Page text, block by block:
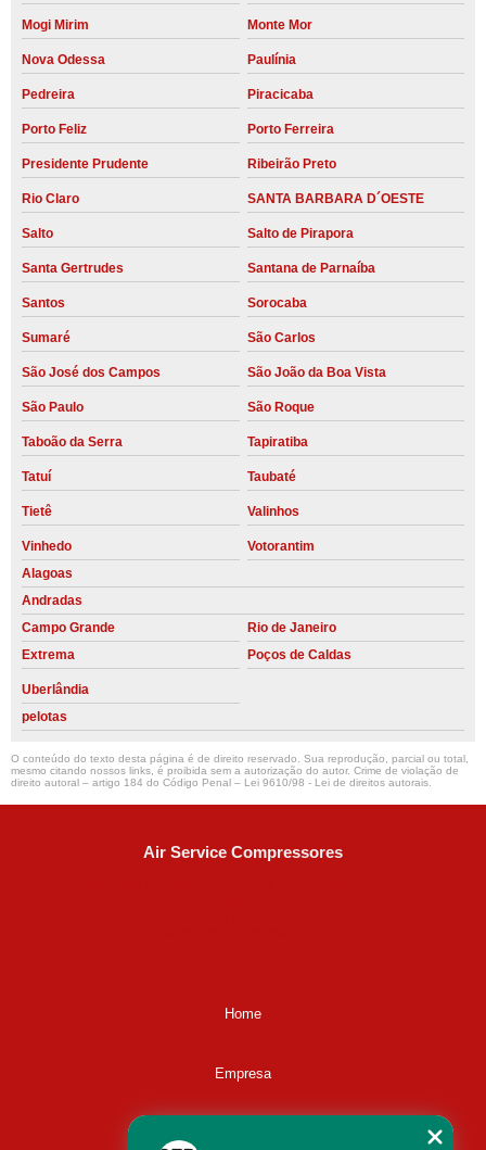
Mogi Mirim Monte Mor
Nova Odessa Paulínia
Pedreira Piracicaba
Porto Feliz Porto Ferreira
Presidente Prudente Ribeirão Preto
Rio Claro SANTA BARBARA D´OESTE
Salto Salto de Pirapora
Santa Gertrudes Santana de Parnaíba
Santos Sorocaba
Sumaré São Carlos
São José dos Campos São João da Boa Vista
São Paulo São Roque
Taboão da Serra Tapiratiba
Tatuí Taubaté
Tietê Valinhos
Vinhedo
Votorantim
Alagoas
Andradas
Campo Grande
Rio de Janeiro
Extrema
Poços de Caldas
Uberlândia
pelotas
O conteúdo do texto desta página é de direito reservado. Sua reprodução, parcial ou total,
mesmo citando nossos links, é proibida sem a autorização do autor. Crime de violação de
direito autoral – artigo 184 do Código Penal – Lei 9610/98 - Lei de direitos autorais.
Air Service Compressores
Home
Empresa